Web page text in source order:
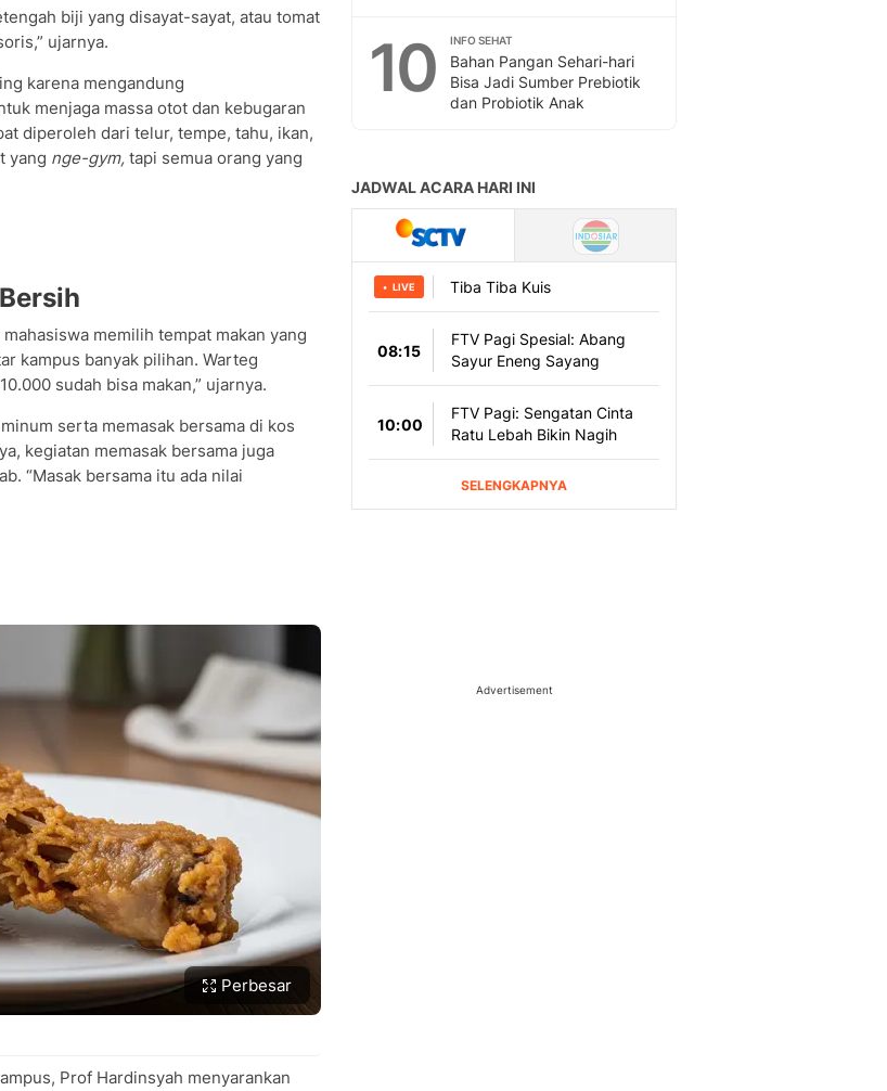
biji yang disayat-sayat, atau tomat
ujarnya.
karena mengandung
menjaga massa otot dan kebugaran
diperoleh dari telur, tempe, tahu, ikan,
yang nge-gym, tapi semua orang yang
memilih tempat makan yang
kampus banyak pilihan. Warteg
sudah bisa makan,” ujarnya.
serta memasak bersama di kos
kegiatan memasak bersama juga
“Masak bersama itu ada nilai
Perbesar
Prof Hardinsyah menyarankan
10 INFO SEHAT
Bahan Pangan Sehari-hari
Bisa Jadi Sumber Prebiotik
dan Probiotik Anak
Advertisement